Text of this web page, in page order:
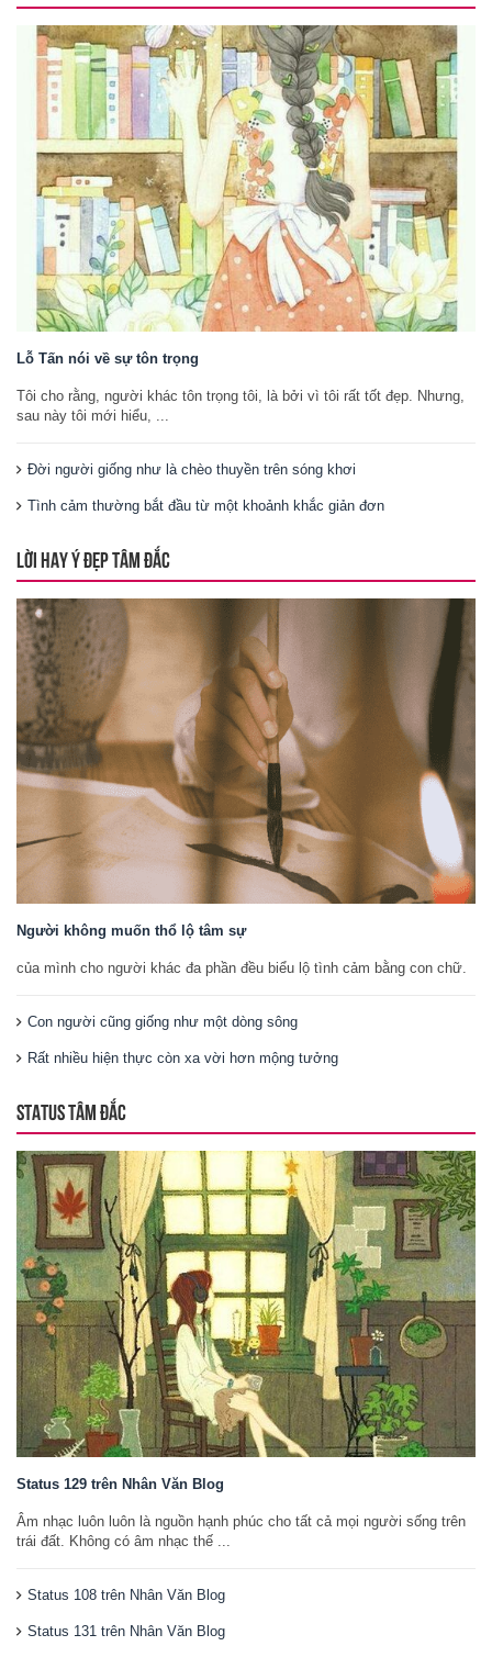
Lỗ Tấn nói về sự tôn trọng
Tôi cho rằng, người khác tôn trọng tôi, là bởi vì tôi rất tốt đẹp. Nhưng,
sau này tôi mới hiểu, ...
Đời người giống như là chèo thuyền trên sóng khơi
Tình cảm thường bắt đầu từ một khoảnh khắc giản đơn
LỜI HAY Ý ĐẸP TÂM ĐẮC
Người không muốn thổ lộ tâm sự
của mình cho người khác đa phần đều biểu lộ tình cảm bằng con chữ.
Con người cũng giống như một dòng sông
Rất nhiều hiện thực còn xa vời hơn mộng tưởng
STATUS TÂM ĐẮC
Status 129 trên Nhân Văn Blog
Âm nhạc luôn luôn là nguồn hạnh phúc cho tất cả mọi người sống trên
trái đất. Không có âm nhạc thế ...
Status 108 trên Nhân Văn Blog
Status 131 trên Nhân Văn Blog